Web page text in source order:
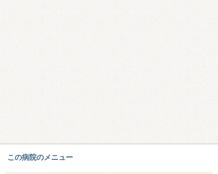
この病院のメニュー